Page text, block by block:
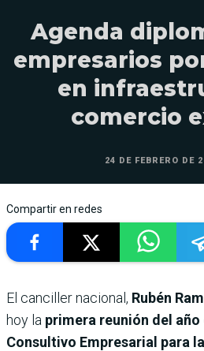
Agenda
empresarios
en
comercio
24 DE FEBRERO DE
Compartir en redes
El canciller nacional, Rubén
hoy la primera reunión del año
Consultivo Empresarial para